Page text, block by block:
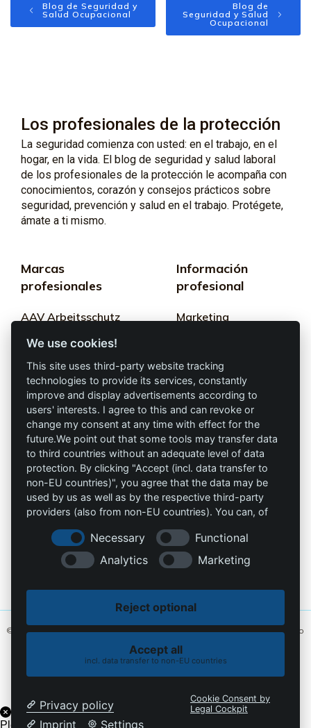
Blog de Seguridad y
Salud Ocupacional
Blog de
Seguridad y Salud
Ocupacional
Los profesionales de la protección
La seguridad comienza con usted: en el trabajo, en el
hogar, en la vida. El blog de seguridad y salud laboral
de los profesionales de la protección le acompaña con
conocimientos, corazón y consejos prácticos sobre
seguridad, prevención y salud en el trabajo. Protégete,
ámate a ti mismo.
Marcas
profesionales
AAV Arbeitsschutz
Allprotec® Solo
trabaja seguro
Omniprotect –
Tienda Online
Información
profesional
Marketing
condiciones
Privacidad
Impresión
Contacto
info@die-schutzprofis.de
+49 (511) 679997-97
Wohlenbergstraße 6
Alemania
© 2026 Los profesionales de la protección. Hecho con amorMiU24®y alojado
Hostingmonster®
We use cookies!
This site uses third-party website tracking
technologies to provide its services, constantly
improve and display advertisements according to
users' interests. I agree to this and can revoke or
change my consent at any time with effect for the
future.We point out that some tools may transfer data
to third countries without an adequate level of data
protection. By clicking "Accept (incl. data transfer to
non-EU countries)", you agree that the data may be
used by us as well as by the respective third-party
providers (also from non-EU countries). You can, of
Necessary
Functional
Analytics
Marketing
Reject optional
Accept all
incl. data transfer to non-EU countries
Privacy policy
Imprint
Settings
Cookie Consent by
Legal Cockpit
Please enable the chatbot on the current domain under